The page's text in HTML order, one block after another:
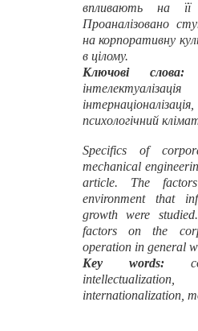
впливають на її
Проаналізовано
на корпоративну
в цілому.
Ключові слова:
психологічний
Specifics of
mechanical
article. The
environment that
growth were
factors on the
operation in general
Key words:
internationalization,